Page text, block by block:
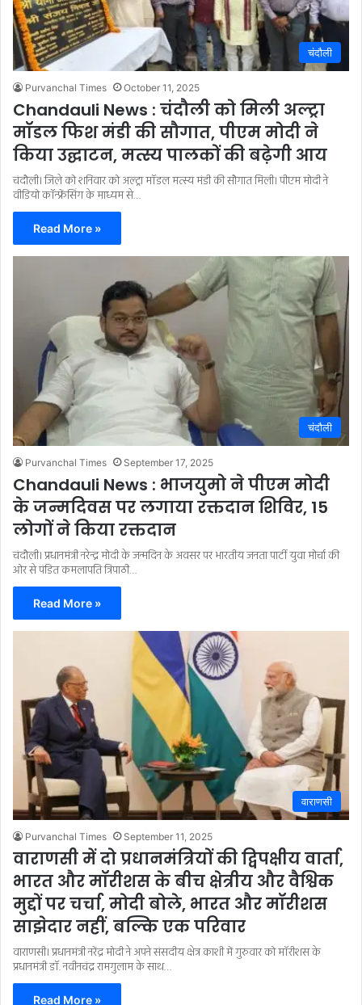
चंदौली
Purvanchal Times October 11, 2025
Chandauli News : चंदौली को मिली अल्ट्रा
मॉडल फिश मंडी की सौगात, पीएम मोदी ने
किया उद्घाटन, मत्स्य पालकों की बढ़ेगी आय
चंदौली। जिले को शनिवार को अल्ट्रा मॉडल मत्स्य मंडी की सौगात मिली। पीएम मोदी ने
वीडियो कॉन्फ्रेंसिंग के माध्यम से…
Read More »
चंदौली
Purvanchal Times September 17, 2025
Chandauli News : भाजयुमो ने पीएम मोदी
के जन्मदिवस पर लगाया रक्तदान शिविर, 15
लोगों ने किया रक्तदान
चंदौली। प्रधानमंत्री नरेन्द्र मोदी के जन्मदिन के अवसर पर भारतीय जनता पार्टी युवा मोर्चा की
ओर से पंडित कमलापति त्रिपाठी…
Read More »
वाराणसी
Purvanchal Times September 11, 2025
वाराणसी में दो प्रधानमंत्रियों की द्विपक्षीय वार्ता,
भारत और मॉरीशस के बीच क्षेत्रीय और वैश्विक
मुद्दों पर चर्चा, मोदी बोले, भारत और मॉरीशस
साझेदार नहीं, बल्कि एक परिवार
वाराणसी। प्रधानमंत्री नरेंद्र मोदी ने अपने संसदीय क्षेत्र काशी में गुरुवार को मॉरीशस के
प्रधानमंत्री डॉ. नवीनचंद्र रामगुलाम के साथ…
Read More »